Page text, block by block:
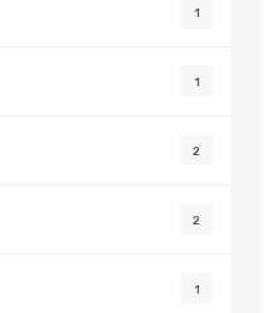
1
1
2
2
1